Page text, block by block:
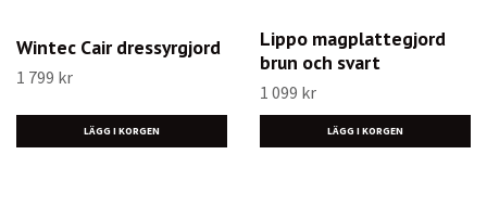
Wintec Cair dressyrgjord
1 799 kr
LÄGG I KORGEN
Lippo magplattegjord
brun och svart
1 099 kr
LÄGG I KORGEN